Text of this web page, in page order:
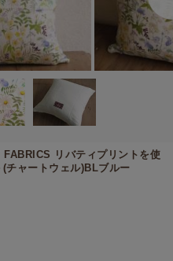
リバティプリントを使
チャートウェル)BLブルー